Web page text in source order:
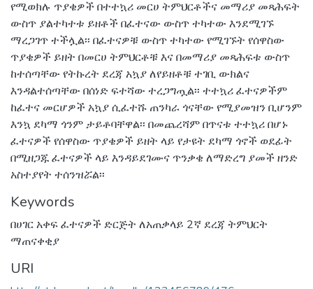
የሚወክሉ ጥያቄዎች በተተኳሪ መርሀ ትምህርቶችና መማሪያ መጻሕፍት
ውስጥ ያልተካተቱ ይዘቶች በፈተናው ውስጥ ተካተው እንደሚገኙ
ማረጋገጥ ተችሏል፡፡ በፈተናዎቹ ውስጥ ተካተው የሚገኙት የሰዋስው
ጥያቄዎች ይዘት በመርሀ ትምህርቶቹ እና በመማሪያ መጻሕፍቱ ውስጥ
ከተሰጣቸው የትኩረት ደረጃ አኳያ ለየይዘቶቹ ተገቢ ውክልና
እንዳልተሰጣቸው በሰነድ ፍተሻው ተረጋግጧል፡፡ ተተኳሪ ፈተናዎችም
ከፈተና መርሆዎች አኳያ ሲፈተሹ ጠንካራ ጎናቸው የሚያመዝን ቢሆንም
እንኳ ደካማ ጎንም ታይቶባቸዋል፡፡ በመጨረሻም በጥናቱ ተተኳሪ በሆኑ
ፈተናዎች የሰዋስው ጥያቄዎች ይዘት ላይ የታዩት ደካማ ጎኖች ወደፊት
በሚዘጋጁ ፈተናዎች ላይ እንዳይደገሙና ጥንቃቄ ለማድረግ ያመች ዘንድ
አስተያየት ተሰንዝሯል፡፡
Keywords
በሀገር አቀፍ ፈተናዎች ድርጅት ለአጠቃላይ 2ኛ ደረጃ ትምህርት
ማጠናቀቂያ
URI